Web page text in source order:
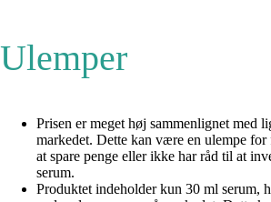
Ulemper
Prisen er meget høj sammenlignet med
markedet. Dette kan være en ulempe for
at spare penge eller ikke har råd til at
serum.
Produktet indeholder kun 30 ml serum,